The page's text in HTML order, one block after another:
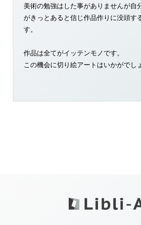
美術の勉強はした事がありませんが自
がきっとあると信じ作品作りに没頭す
す。
作品は全てがイッテンモノです。
この機会に切り絵アートはいかがでし